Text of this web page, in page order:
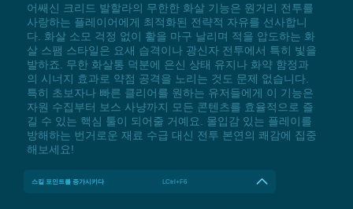
어쌔신 크리드 발할라의 무한한 화살 기능은 원거리 전투를
사랑하는 플레이어에게 최적화된 전략적 자유를 선사합니
다. 화살 소모 걱정 없이 활을 마구 날리며 적을 압도하는 화
살 스팸 스타일은 요새 습격이나 광신자 전투에서 특히 빛을
발하죠. 무한 화살통 덕분에 은신 상태 유지나 화약 함정과
의 시너지 효과로 약점 공격을 노리는 것도 문제 없습니다.
특히 초보자나 빠른 클리어를 원하는 유저들에게 이 기능은
자원 수집부터 보스 사냥까지 모든 콘텐츠를 효율적으로 즐
길 수 있는 핵심 툴이 되어줄 거예요. 몰입감 있는 플레이를
방해하는 번거로운 재료 수급 대신 전투 본연의 쾌감에 집중
해보세요!
스킬 포인트를 증가시키다 LCtrl+F6